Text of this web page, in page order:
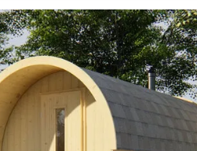
puerta abierta
acumulación
Tratamiento de
Aplica aceites
protectores
madera se
exposición al
Revisión de